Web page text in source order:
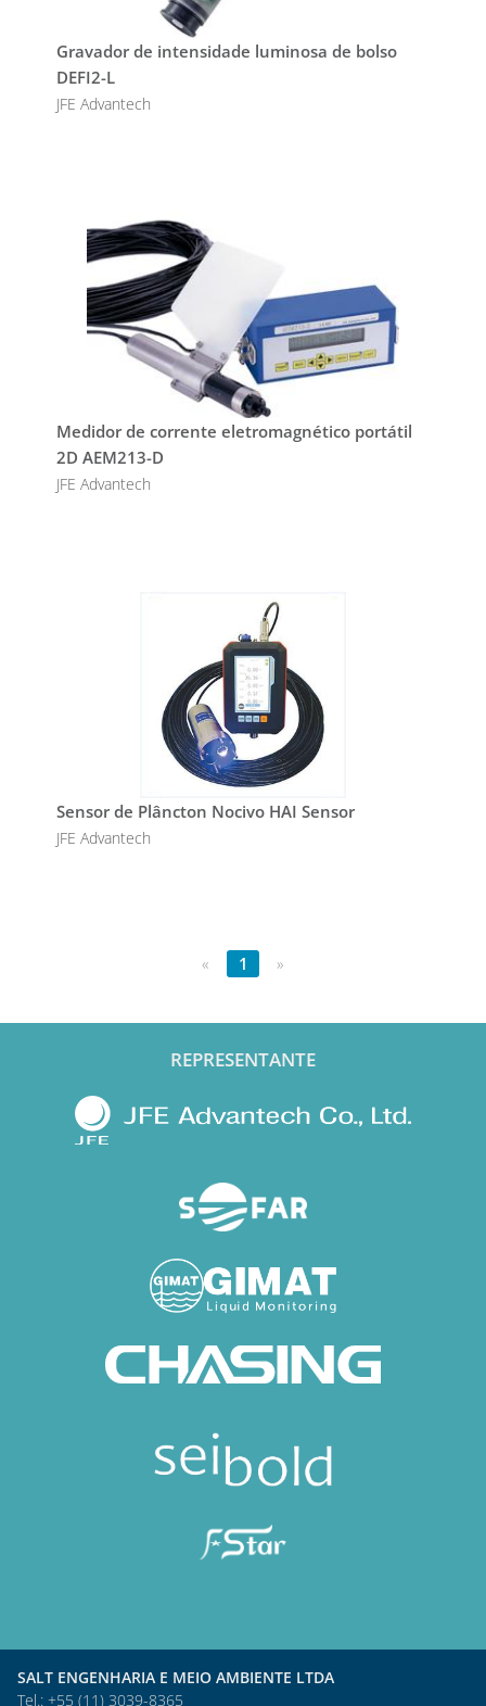
Gravador de intensidade luminosa de bolso
DEFI2-L
JFE Advantech
Medidor de corrente eletromagnético portátil
2D AEM213-D
JFE Advantech
Sensor de Plâncton Nocivo HAI Sensor
JFE Advantech
« 1 »
REPRESENTANTE
SALT ENGENHARIA E MEIO AMBIENTE LTDA
Tel.: +55 (11) 3039-8365